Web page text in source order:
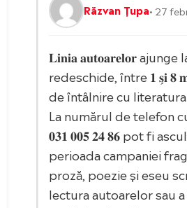
Răzvan Țupa• 27
𝐋𝐢𝐧𝐢𝐚 𝐚𝐮𝐭𝐨𝐚𝐫𝐞𝐥𝐨𝐫
redeschide, între 𝟏 𝐬̗𝐢 𝟖
de întâlnire cu literatura
La numărul de telefon
𝟎𝟑𝟏 𝟎𝟎𝟓 𝟐𝟒 𝟖𝟔 pot fi
perioada campaniei
proză, poezie și eseu
lectura autoarelor sau